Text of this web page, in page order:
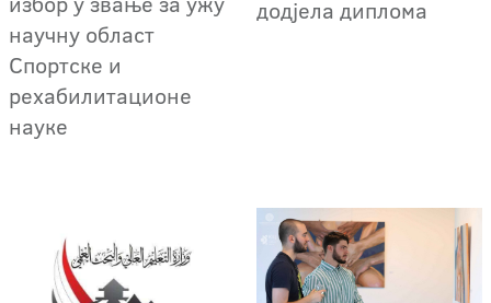
научну област
Спортске и
рехабилитационе
науке
додјела диплома